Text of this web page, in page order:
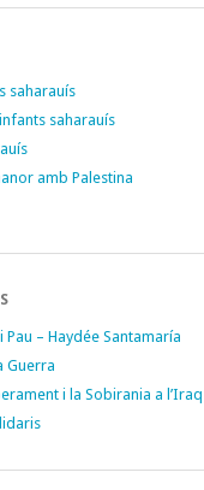
saharauís
saharauís
amb Palestina
Pau – Haydée Santamaría
Guerra
i la Sobirania a l’Iraq